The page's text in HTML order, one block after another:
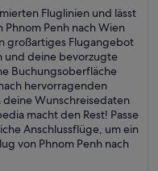
Fluglinien und lässt
Phnom Penh nach Wien
großartiges Flugangebot
und deine bevorzugte
Buchungsoberfläche
hervorragenden
Wunschreisedaten
macht den Rest! Passe
Anschlussflüge, um ein
von Phnom Penh nach